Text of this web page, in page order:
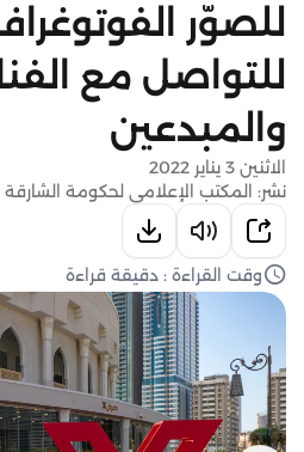
للصوّر
للتواصل مع
والمبدعين
الاثنين 3 يناير 2022
نشر: المكتب الإعلامي لحكومة الشارقة
وقت القراءة : دقيقة قراءة